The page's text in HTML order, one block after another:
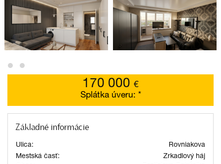
170 000 €
Splátka úveru: *
Základné informácie
Ulica:
Rovniakova
Mestská časť:
Zrkadlový háj